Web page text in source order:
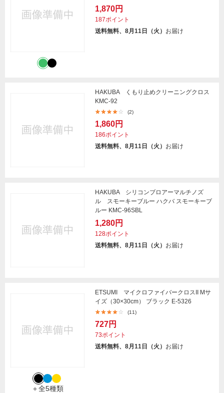
1,870円
187ポイント
送料無料、8月11日（火） お届け
HAKUBA くもり止めクリーニングクロス
KMC-92
(2)
1,860円
186ポイント
送料無料、8月11日（火） お届け
HAKUBA シリコンブロアーマルチノズ
ル スモーキーブルー ハクバ スモーキーブ
ルー KMC-96SBL
1,280円
128ポイント
送料無料、8月11日（火） お届け
＋全5種類
ETSUMI マイクロファイバークロスII Mサ
イズ（30×30cm） ブラック E-5326
(11)
727円
73ポイント
送料無料、8月11日（火） お届け